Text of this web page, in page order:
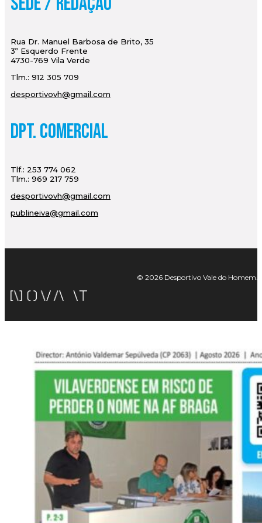
Rua Dr. Manuel Barbosa de Brito, 35
3º Esquerdo Frente
4730-769 Vila Verde
Tlm.: 912 305 709
desportivovh@gmail.com
Dpt. Comercial
Tlf.: 253 774 062
Tlm.: 969 217 759
desportivovh@gmail.com
publineiva@gmail.com
© 2026 Desportivo Vale do Homem.